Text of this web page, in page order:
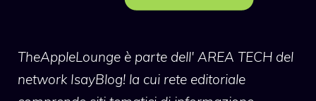
TheAppleLounge è parte dell' AREA TECH del
network IsayBlog! la cui rete editoriale